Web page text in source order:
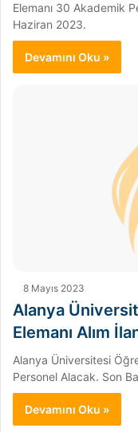
Elemanı 30 Akademik
Haziran 2023.
Devamını Oku »
8 Mayıs 2023
Alanya
Elemanı Alım
Alanya Üniversitesi
Personel Alacak. Son
Devamını Oku »